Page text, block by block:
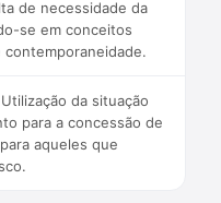
de necessidade da
se em conceitos
Utilização da situação
para a concessão de
aqueles que